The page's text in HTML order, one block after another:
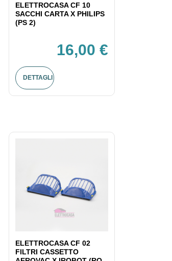
ELETTROCASA CF 10
SACCHI CARTA X PHILIPS
(PS 2)
16,00 €
DETTAGLI
ELETTROCASA CF 02
FILTRI CASSETTO